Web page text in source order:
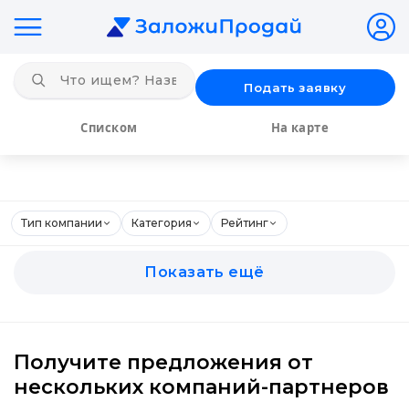
Подать заявку
Списком На карте
Тип компании Категория Рейтинг
Показать ещё
Получите предложения от
нескольких компаний-партнеров